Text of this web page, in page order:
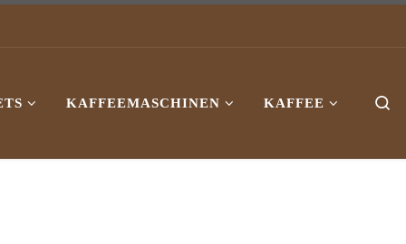
KAFFEEMASCHINEN KAFFEE